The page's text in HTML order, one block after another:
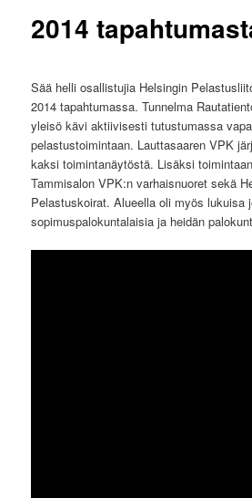
2014
Sää helli osallistujia Helsingin
2014 tapahtumassa. Tunnelma
yleisö kävi aktiivisesti tutustumassa
pelastustoimintaan. Lauttasaaren VPK
kaksi toimintanäytöstä. Lisäksi
Tammisalon VPK:n varhaisnuoret sekä
Pelastuskoirat. Alueella oli myös lukuisa
sopimuspalokuntalaisia ja heidän